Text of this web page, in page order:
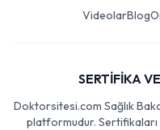
VideolarBlog
SERTİFİKA
Doktorsitesi.com Sağlık
platformudur. Sertifikaları